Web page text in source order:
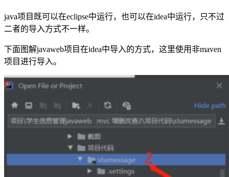
java项目既可以在eclipse中运行，也可以在idea中运行，只不过
二者的导入方式不一样。
下面图解javaweb项目在idea中导入的方式，这里使用非maven
项目进行导入。